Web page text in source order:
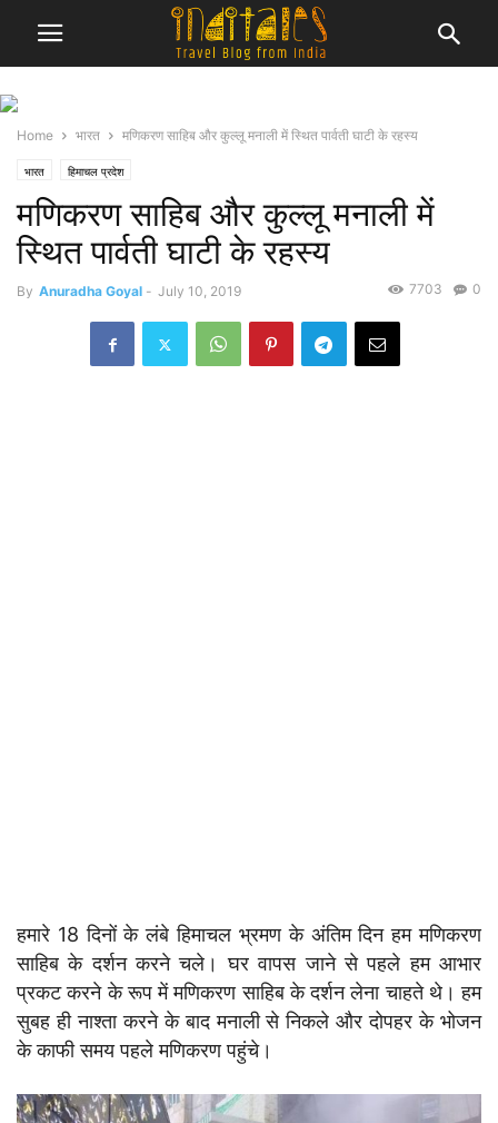
Home भारत मणिकरण साहिब और कुल्लू मनाली में स्थित पार्वती घाटी के रहस्य
भारत हिमाचल प्रदेश
मणिकरण साहिब और कुल्लू मनाली में
स्थित पार्वती घाटी के रहस्य
By Anuradha Goyal - July 10, 2019 0
7703
हमारे 18 दिनों के लंबे हिमाचल भ्रमण के अंतिम दिन हम मणिकरण
साहिब के दर्शन करने चले। घर वापस जाने से पहले हम आभार
प्रकट करने के रूप में मणिकरण साहिब के दर्शन लेना चाहते थे। हम
सुबह ही नाश्ता करने के बाद मनाली से निकले और दोपहर के भोजन
के काफी समय पहले मणिकरण पहुंचे।